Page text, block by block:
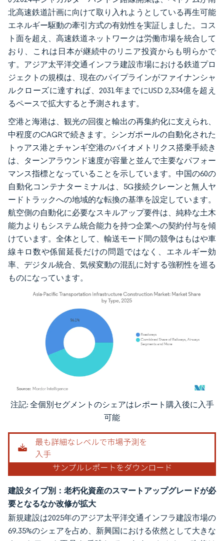
北高速鉄道計画に向けて取り入れようとしている再生可能
エネルギー駆動の牽引方式の有効性を実証しました。コス
ト面を超え、高速鉄道ネットワークは労働市場を統合して
おり、これは日本が継続中のリニア投資からも明らかで
す。アジア太平洋交通インフラ建設市場における鉄道プロ
ジェクトの規模は、現在のパイプラインがファイナンシャ
ルクローズに達すれば、2031年までにUSD 2,334億を超え
るペースで拡大すると予測されます。
空港と海港は、観光の回復と輸出の再集約化に支えられ、
中程度のCAGRで続きます。シンガポールの自動化された
トゥアス港とチャンギ空港のバイオメトリクス搭乗手続き
は、ターンアラウンド速度が容量と並んで主要なパフォー
マンス指標となっていることを示しています。中国の60の
自動化コンテナターミナルは、5G接続クレーンと無人ヤ
ードトラックへの地域的な転換の基準を設定しています。
航空側の自動化に必要なスキルアップ要件は、純粋な土木
能力よりもシステム統合能力を持つ企業への契約付与を傾
けています。全体として、輸送モード間の競争はもはや車
線キロ数や係留延長だけの問題ではなく、エネルギー効
率、デジタル統合、気候変動の混乱に対する強靭性を巡る
ものになっています。
画像 © Mordor Intelligence。再利用にはCC BY 4.0の表示が必要です。
注記: 全個別セグメントのシェアはレポート購入後に入手
可能
建設タイプ別：老朽化資産のスマートアップグレードが必
要となるなか改修が拡大
新規建設は2025年のアジア太平洋交通インフラ建設市場の
69.35%のシェアを占め、新興国における依然として大きな